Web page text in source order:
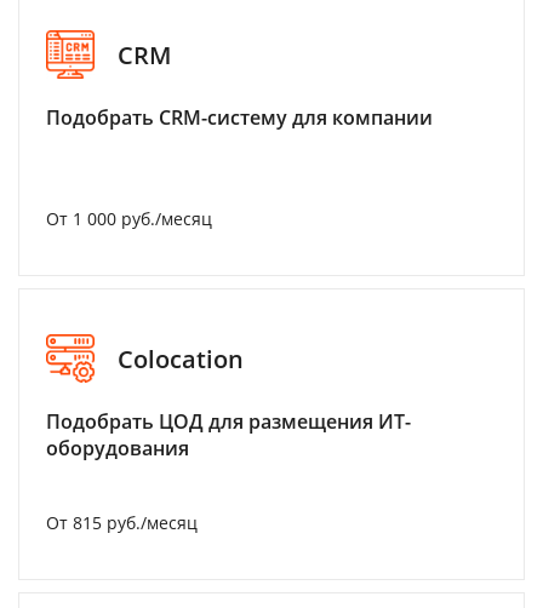
CRM
Подобрать CRM-систему для компании
От 1 000 руб./месяц
Colocation
Подобрать ЦОД для размещения ИТ-
оборудования
От 815 руб./месяц